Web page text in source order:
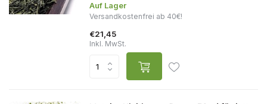
Auf Lager
Versandkostenfrei ab 40€!
€21,45
Inkl. MwSt.